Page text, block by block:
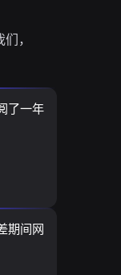
，
了一年
期间网